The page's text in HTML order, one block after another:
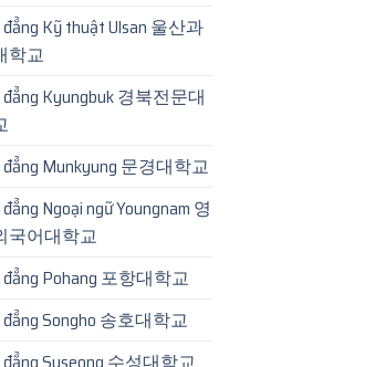
đẳng Kỹ thuật Ulsan 울산과
학교
đẳng Kyungbuk 경북전문대
đẳng Munkyung 문경대학교
đẳng Ngoại ngữ Youngnam 영
국어대학교
đẳng Pohang 포항대학교
đẳng Songho 송호대학교